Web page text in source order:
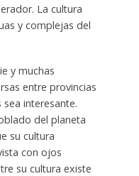
La cultura
y complejas del
y muchas
entre provincias
interesante.
del planeta
su cultura
con ojos
su cultura existe